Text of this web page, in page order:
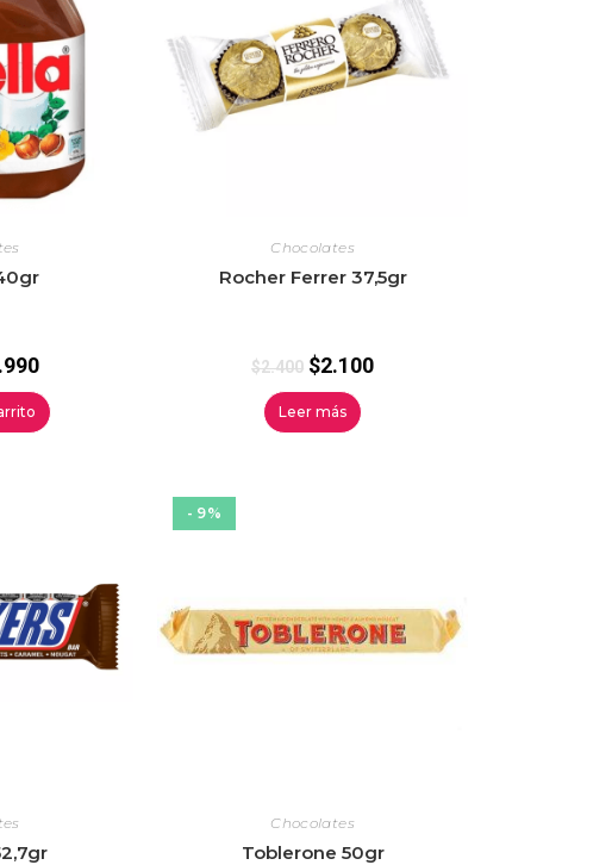
Chocolates
Rocher Ferrer 37,5gr
$2.400 $2.100
Leer más
- 9%
Chocolates
Toblerone 50gr